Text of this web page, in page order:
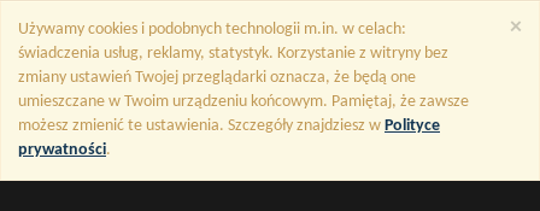
×
Używamy cookies i podobnych technologii m.in. w celach:
świadczenia usług, reklamy, statystyk. Korzystanie z witryny bez
zmiany ustawień Twojej przeglądarki oznacza, że będą one
umieszczane w Twoim urządzeniu końcowym. Pamiętaj, że zawsze
możesz zmienić te ustawienia. Szczegóły znajdziesz w Polityce
prywatności.